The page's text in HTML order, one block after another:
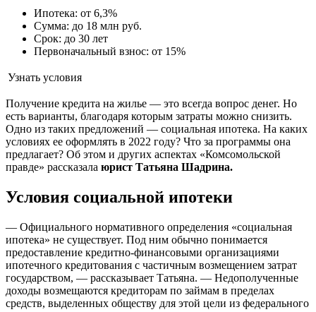
Ипотека: от 6,3%
Сумма: до 18 млн руб.
Срок: до 30 лет
Первоначальный взнос: от 15%
Узнать условия
Получение кредита на жилье — это всегда вопрос денег. Но
есть варианты, благодаря которым затраты можно снизить.
Одно из таких предложений — социальная ипотека. На каких
условиях ее оформлять в 2022 году? Что за программы она
предлагает? Об этом и других аспектах «Комсомольской
правде» рассказала юрист Татьяна Шадрина.
Условия социальной ипотеки
— Официального нормативного определения «социальная
ипотека» не существует. Под ним обычно понимается
предоставление кредитно-финансовыми организациями
ипотечного кредитования с частичным возмещением затрат
государством, — рассказывает Татьяна. — Недополученные
доходы возмещаются кредиторам по займам в пределах
средств, выделенных обществу для этой цели из федерального